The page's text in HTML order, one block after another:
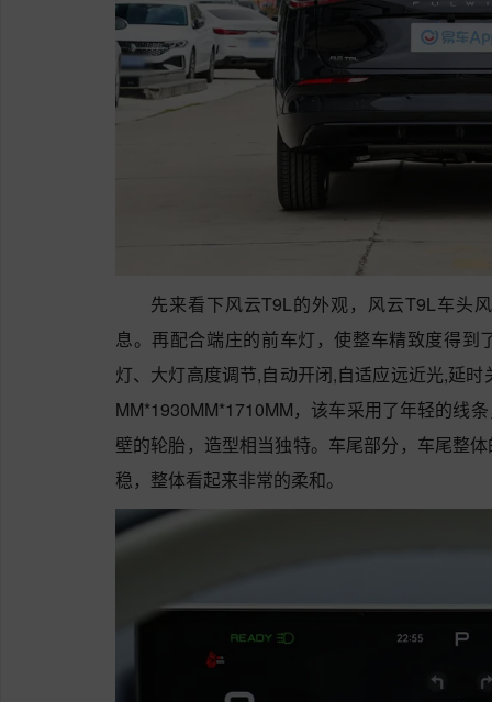
先来看下风云T9L的外观，风云T9L车头
息。再配合端庄的前车灯，使整车精致度得
灯、大灯高度调节,自动开闭,自适应远近光,延
MM*1930MM*1710MM，该车采用了年轻的线
壁的轮胎，造型相当独特。车尾部分，车尾整
稳，整体看起来非常的柔和。